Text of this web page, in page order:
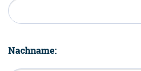
Nachname: